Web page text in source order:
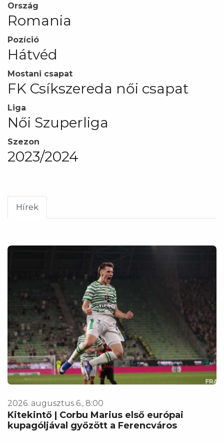
Ország
Romania
Pozíció
Hátvéd
Mostani csapat
FK Csíkszereda női csapat
Liga
Női Szuperliga
Szezon
2023/2024
Hírek
2026. augusztus 6., 8:00
Kitekintő | Corbu Marius első európai
kupagóljával győzött a Ferencváros